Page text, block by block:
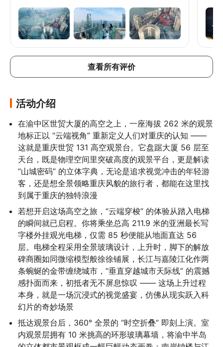
查看所有评价
活动介绍
在渝中区世贸大厦的高空之上，一座海拔 262 米的观景
地标正以 “云端视角” 重新定义人们对重庆的认知 ——
这就是重庆世贸 131 高空观景台。它盘踞大厦 56 层至
天台，既是物理空间里突破高度的观景平台，更是解读
“山城密码” 的立体字典，无论是追求视觉冲击的年轻游
客，还是想全景领略重庆风貌的旅行者，都能在这里找
到属于重庆的独特浪漫
若想开启这场高空之旅，“云端穿梭” 的体验从踏入电梯
的瞬间就已启程。你将乘坐总高 211.9 米的亚洲最长写
字楼外挂观光电梯，仅需 85 秒便能从地面直达 56
层。电梯全程采用全景玻璃设计，上升时，脚下的解放
碑商圈如同微缩模型般徐徐铺展，长江与嘉陵江化作两
条蜿蜒的金带缠绕城市，“垂直穿越城市天际线” 的震撼
感扑面而来，初抵者无不屏息惊叹 —— 这场上升过程
本身，就是一场沉浸式的视觉盛宴，仿佛从现实跃入科
幻片的奇妙场景
抵达观景台后，360° 全景的 “时空折叠” 即刻上演。室
内观景层拥有 10 米挑高的环形玻璃幕墙，将渝中半岛